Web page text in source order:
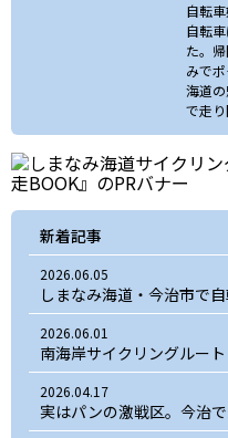
自転
自転
た。
みで
海道
で走り
新着記事
2026.06.05
しまなみ海道・今治市で
2026.06.01
南海岸サイクリングルート
2026.04.17
実はパンの激戦区。今治